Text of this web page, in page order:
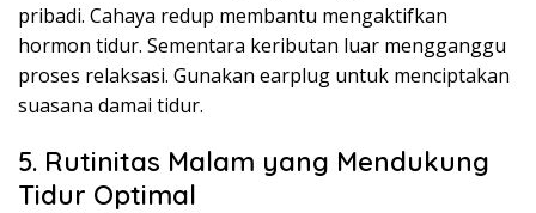
pribadi. Cahaya redup membantu mengaktifkan
hormon tidur. Sementara keributan luar mengganggu
proses relaksasi. Gunakan earplug untuk menciptakan
suasana damai tidur.
5. Rutinitas Malam yang Mendukung
Tidur Optimal